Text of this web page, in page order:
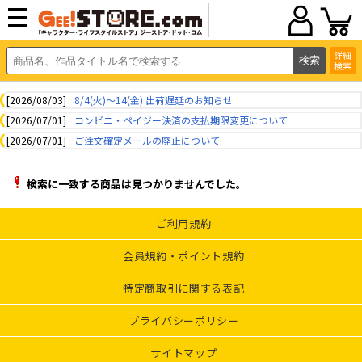
詳細
検索
[2026/08/03]
8/4(火)～14(金) 出荷遅延のお知らせ
[2026/07/01]
コンビニ・ペイジー決済の支払期限変更について
[2026/07/01]
ご注文確定メールの廃止について
検索に一致する商品は見つかりませんでした。
ご利用規約
会員規約・ポイント規約
特定商取引に関する表記
プライバシーポリシー
サイトマップ